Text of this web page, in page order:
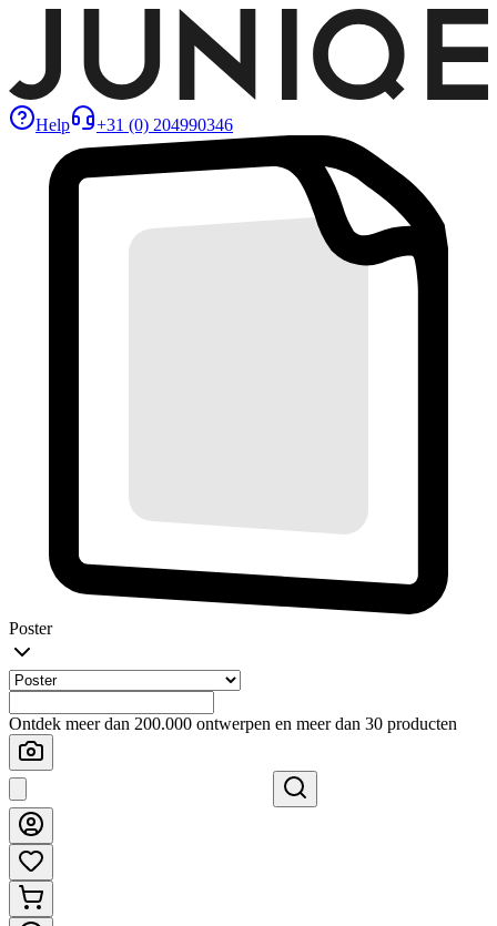
Help +31 (0) 204990346
Poster
Ontdek meer dan 200.000 ontwerpen en meer dan 30 producten